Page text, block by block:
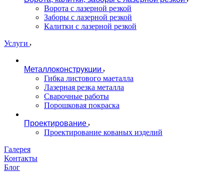
Ворота с лазерной резкой
Заборы с лазерной резкой
Калитки с лазерной резкой
Услуги
Металлоконструкции
Гибка листового маеталла
Лазерная резка металла
Сварочные работы
Порошковая покраска
Проектирование
Проектирование кованых изделий
Галерея
Контакты
Блог